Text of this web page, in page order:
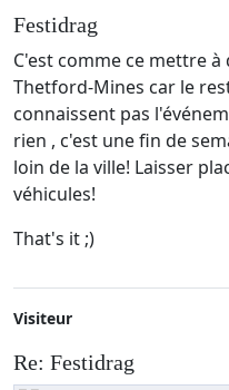
Festidrag
C'est comme ce mettre
Thetford-Mines car le
connaissent pas
rien , c'est une fin de
loin de la ville! Laisser
véhicules!
That's it ;)
Visiteur
Re: Festidrag